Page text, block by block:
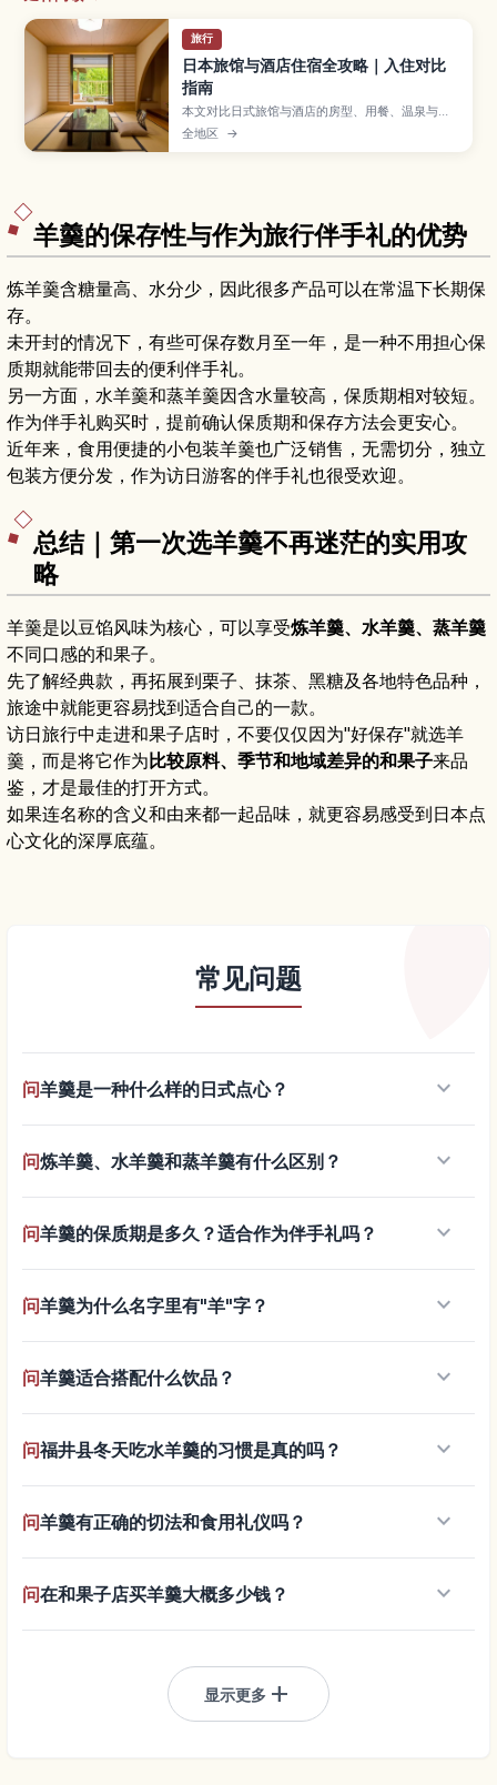
旅行
日本旅馆与酒店住宿全攻略｜入住对比
指南
本文对比日式旅馆与酒店的房型、用餐、温泉与住
宿规则差异，帮助你按行程与需求选对住宿。
全地区 →
羊羹的保存性与作为旅行伴手礼的优势
炼羊羹含糖量高、水分少，因此很多产品可以在常温下长期保
存。
未开封的情况下，有些可保存数月至一年，是一种不用担心保
质期就能带回去的便利伴手礼。
另一方面，水羊羹和蒸羊羹因含水量较高，保质期相对较短。
作为伴手礼购买时，提前确认保质期和保存方法会更安心。
近年来，食用便捷的小包装羊羹也广泛销售，无需切分，独立
包装方便分发，作为访日游客的伴手礼也很受欢迎。
总结｜第一次选羊羹不再迷茫的实用攻
略
羊羹是以豆馅风味为核心，可以享受炼羊羹、水羊羹、蒸羊羹
不同口感的和果子。
先了解经典款，再拓展到栗子、抹茶、黑糖及各地特色品种，
旅途中就能更容易找到适合自己的一款。
访日旅行中走进和果子店时，不要仅仅因为"好保存"就选羊
羹，而是将它作为 比较原料、季节和地域差异的和果子来品
鉴，才是最佳的打开方式。
如果连名称的含义和由来都一起品味，就更容易感受到日本点
心文化的深厚底蕴。
常见问题
问羊羹是一种什么样的日式点心？ keyboard_arrow_down
问炼羊羹、水羊羹和蒸羊羹有什么区别？ keyboard_arrow_down
问羊羹的保质期是多久？适合作为伴手礼吗？ keyboard_arrow_down
问羊羹为什么名字里有"羊"字？ keyboard_arrow_down
问羊羹适合搭配什么饮品？ keyboard_arrow_down
问福井县冬天吃水羊羹的习惯是真的吗？ keyboard_arrow_down
问羊羹有正确的切法和食用礼仪吗？ keyboard_arrow_down
问在和果子店买羊羹大概多少钱？ keyboard_arrow_down
显示更多 add